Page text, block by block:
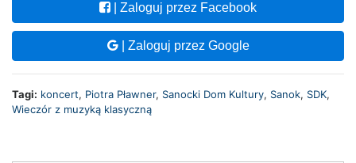
| Zaloguj przez Facebook
| Zaloguj przez Google
Tagi: koncert, Piotra Pławner, Sanocki Dom Kultury, Sanok, SDK,
Wieczór z muzyką klasyczną